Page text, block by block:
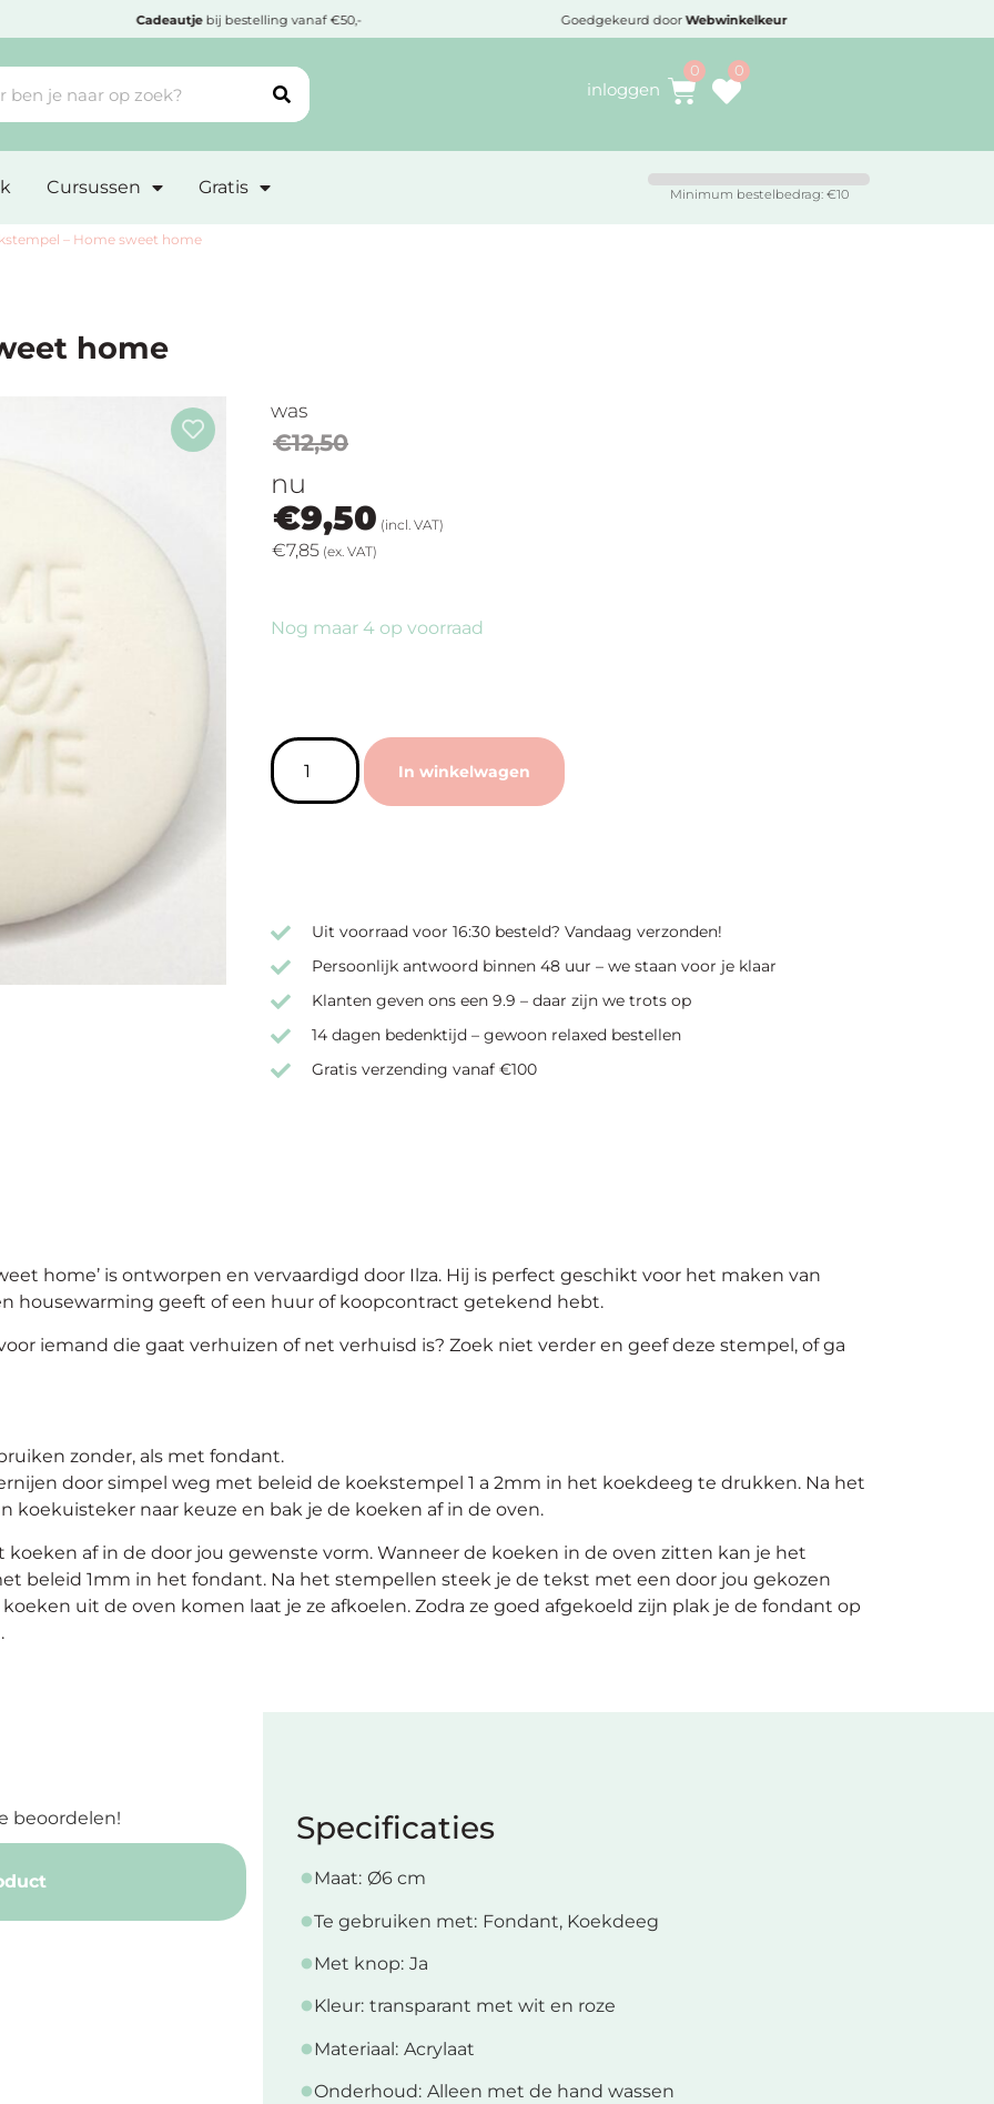
Cadeautjebij bestelling vanaf €50,- Goedgekeurd doorWebwinkelkeur
inloggen
Cursussen Gratis Minimum bestelbedrag: €10
– Home sweet home
home
was
€12,50
nu
€9,50 (incl. VAT)
€7,85 (ex. VAT)
Nog maar 4 op voorraad
In winkelwagen
Uit voorraad voor 16:30 besteld? Vandaag verzonden!
Persoonlijk antwoord binnen 48 uur – we staan voor je klaar
Klanten geven ons een 9.9 – daar zijn we trots op
14 dagen bedenktijd – gewoon relaxed bestellen
Gratis verzending vanaf €100
home’ is ontworpen en vervaardigd door Ilza. Hij is perfect geschikt voor het maken van
housewarming geeft of een huur of koopcontract getekend hebt.
iemand die gaat verhuizen of net verhuisd is? Zoek niet verder en geef deze stempel, of ga
zonder, als met fondant.
door simpel weg met beleid de koekstempel 1 a 2mm in het koekdeeg te drukken. Na het
naar keuze en bak je de koeken af in de oven.
koeken af in de door jou gewenste vorm. Wanneer de koeken in de oven zitten kan je het
beleid 1mm in het fondant. Na het stempellen steek je de tekst met een door jou gekozen
uit de oven komen laat je ze afkoelen. Zodra ze goed afgekoeld zijn plak je de fondant op
beoordelen! Specificaties
Maat: Ø6 cm
Te gebruiken met: Fondant, Koekdeeg
Met knop: Ja
Kleur: transparant met wit en roze
Materiaal: Acrylaat
Onderhoud: Alleen met de hand wassen